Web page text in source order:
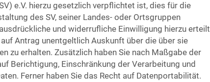
e.V. hierzu gesetzlich verpflichtet ist, dies für die
des SV, seiner Landes- oder Ortsgruppen
und widerrufliche Einwilligung hierzu erteilt
Antrag unentgeltlich Auskunft über die über sie
zu erhalten. Zusätzlich haben Sie nach Maßgabe der
Berichtigung, Einschränkung der Verarbeitung und
Ferner haben Sie das Recht auf Datenportabilität.